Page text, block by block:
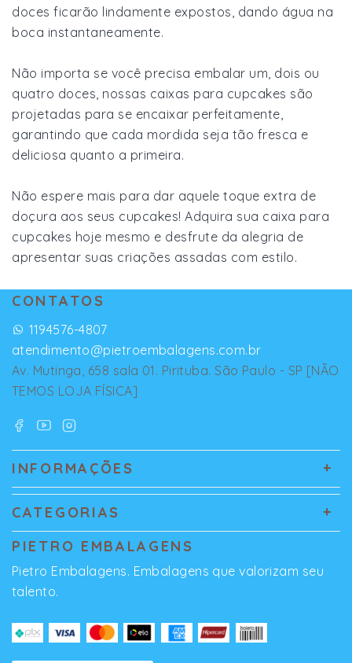
doces ficarão lindamente expostos, dando água na
boca instantaneamente.
Não importa se você precisa embalar um, dois ou
quatro doces, nossas caixas para cupcakes são
projetadas para se encaixar perfeitamente,
garantindo que cada mordida seja tão fresca e
deliciosa quanto a primeira.
Não espere mais para dar aquele toque extra de
doçura aos seus cupcakes! Adquira sua caixa para
cupcakes hoje mesmo e desfrute da alegria de
apresentar suas criações assadas com estilo.
CONTATOS
1194576-4807
atendimento@pietroembalagens.com.br
Av. Mutinga, 658 sala 01. Pirituba. São Paulo - SP [NÃO
TEMOS LOJA FÍSICA]
INFORMAÇÕES
CATEGORIAS
PIETRO EMBALAGENS
Pietro Embalagens. Embalagens que valorizam seu
talento.